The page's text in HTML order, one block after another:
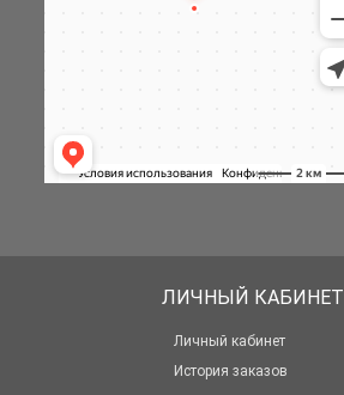
ЛИЧНЫЙ КАБИНЕТ
Личный кабинет
История заказов